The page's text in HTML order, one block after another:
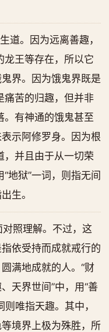
道。因为远离善趣，
龙王等存在，所以它
界。因为饿鬼界既是
痛苦的归趣，但并非
。有神通的饿鬼甚至
示阿修罗身。因为根
，并且由于从一切荣
地狱”一词，则指无间
生。
照理解。不过，这
依受持而成就戒行的
满地成就的人。“财
天界世间”中，用“善
唯指天趣。其中，
境界上极为殊胜，所